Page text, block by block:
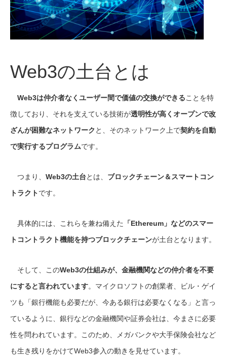
Web3の土台とは
Web3は仲介者なくユーザー間で価値の交換ができることを特
徴しており、それを支えている技術が透明性が高くオープンで改
ざんが困難なネットワーク と、そのネットワーク上で契約を自動
で実行するプログラムです。
つまり、 Web3の土台とは、 ブロックチェーン＆スマートコン
トラクトです。
具体的には、これらを兼ね備えた
「Ethereum」などのスマー
トコントラクト機能を持つブロックチェーンが土台となります。
そして、このWeb3の仕組みが、金融機関などの仲介者を不要
にすると言われています。マイクロソフトの創業者、ビル・ゲイ
ツも「銀行機能も必要だが、今ある銀行は必要なくなる」と言っ
ているように、銀行などの金融機関や証券会社は、今まさに必要
性を問われています。このため、メガバンクや大手保険会社など
も生き残りをかけてWeb3参入の動きを見せています。